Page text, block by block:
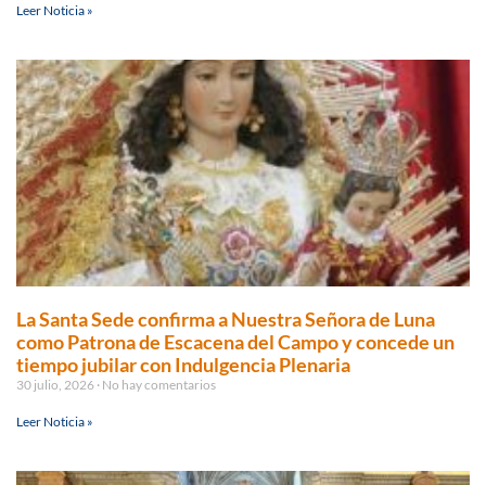
Leer Noticia »
La Santa Sede confirma a Nuestra Señora de Luna
como Patrona de Escacena del Campo y concede un
tiempo jubilar con Indulgencia Plenaria
30 julio, 2026 No hay comentarios
Leer Noticia »